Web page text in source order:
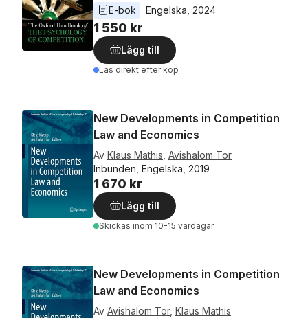
E-bok
Engelska 2024
1 550 kr
Lägg till
Läs direkt efter köp
New Developments in Competition
Law and Economics
Av Klaus Mathis Avishalom Tor
Inbunden, Engelska, 2019
1 670 kr
Lägg till
Skickas inom 10-15 vardagar
New Developments in Competition
Law and Economics
Av Avishalom Tor, Klaus Mathis